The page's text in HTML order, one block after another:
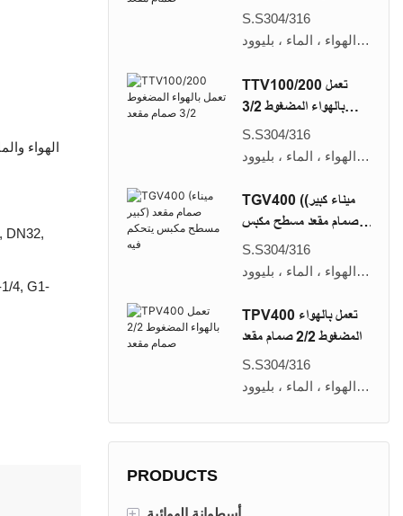
DN32,
4, G1-
S.S304/316
الهواء ، الماء ، بليوود
طيار المكبس
DN10 ، DN15 ، DN20
، DN25 ، DN32 ،
DN40 ، DN50 ، DN65
، DN80 ، DN100
G3/8 ، G1/2 ، G3/4 ،
G1 ، G1-1/4 ، G1-1/2
، G2 ، G2-1/2 ، G.3
TTV100/200 تعمل
بالهواء المضغوط 3/2
صمام مقعد
S.S304/316
الهواء ، الماء ، بليوود
طيار المكبس
DN15 ، DN20 ، DN25
، DN32 ، DN40 ،
DN50
G1-1/4 ، G1-1/2 ، G.2
TGV400 (ميناء كبير)
صمام مقعد مسطح مكبس
يتحكم فيه
S.S304/316
الهواء ، الماء ، بليوود
تعمل الهوائية
DN80 ، DN100
G3 ، ز4
TPV400 تعمل بالهواء
المضغوط 2/2 صمام مقعد
S.S304/316
الهواء ، الماء ، بليوود
PRODUCTS
+